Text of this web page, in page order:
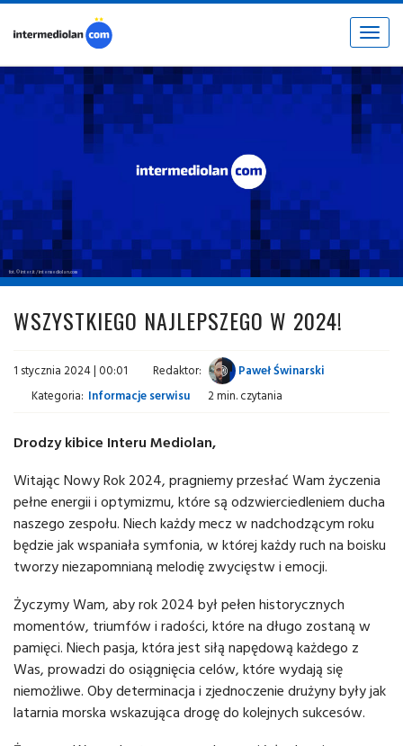
Toggle
fot. © inter.it / intermediolan.com
WSZYSTKIEGO NAJLEPSZEGO W 2024!
1 stycznia 2024 | 00:01 Redaktor:
Paweł Świnarski
Kategoria: Informacje serwisu 2 min. czytania
Drodzy kibice Interu Mediolan,
Witając Nowy Rok 2024, pragniemy przesłać Wam życzenia
pełne energii i optymizmu, które są odzwierciedleniem ducha
naszego zespołu. Niech każdy mecz w nadchodzącym roku
będzie jak wspaniała symfonia, w której każdy ruch na boisku
tworzy niezapomnianą melodię zwycięstw i emocji.
Życzymy Wam, aby rok 2024 był pełen historycznych
momentów, triumfów i radości, które na długo zostaną w
pamięci. Niech pasja, która jest siłą napędową każdego z
Was, prowadzi do osiągnięcia celów, które wydają się
niemożliwe. Oby determinacja i zjednoczenie drużyny były jak
latarnia morska wskazująca drogę do kolejnych sukcesów.